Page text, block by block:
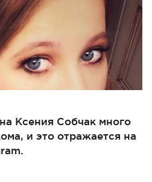
Ксения Собчак много
и это отражается на